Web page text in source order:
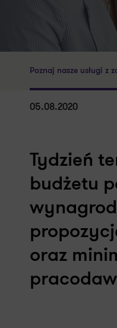
Poznaj nasze usługi z
05.08.2020
Tydzień
budżetu
oraz